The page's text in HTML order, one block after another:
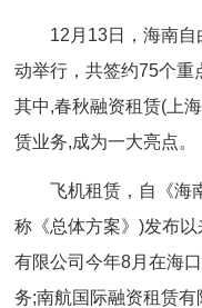
12月13日，海南
动举行，共签约75个重
其中,春秋融资租赁(上
赁业务,成为一大亮点。
飞机租赁，自《
称《总体方案》)发布
有限公司今年8月在海
务;南航国际融资租赁